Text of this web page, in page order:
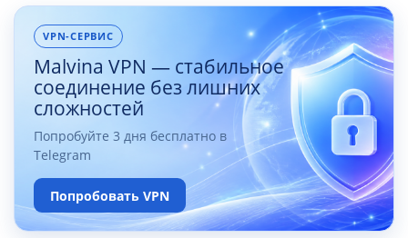
VPN-СЕРВИС
Malvina VPN — стабильное
соединение без лишних
сложностей
Попробуйте 3 дня бесплатно в
Telegram
Попробовать VPN